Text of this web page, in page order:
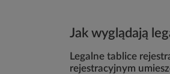
Jak wyglądają
Legalne tablice
rejestracyjnym